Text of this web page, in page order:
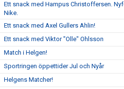
Ett snack med Hampus Christoffersen.
Nike.
Ett snack med Axel Gullers Ahlin!
Ett snack med Viktor "Olle" Ohlsson
Match i Helgen!
Sportringen öppettider Jul och Nyår
Helgens Matcher!